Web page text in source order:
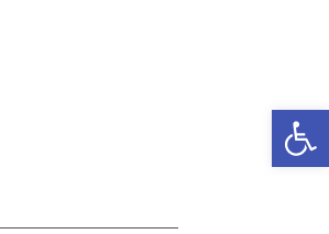
פתח סרגל נגישות